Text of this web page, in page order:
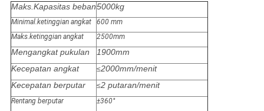
Maks.Kapasitas beban5000kg
Minimal.ketinggian angkat
600 mm
Maks.ketinggian angkat
2500mm
Mengangkat pukulan
1900mm
Kecepatan angkat
≤2000mm/menit
Kecepatan berputar
≤2 putaran/menit
Rentang berputar
±360°